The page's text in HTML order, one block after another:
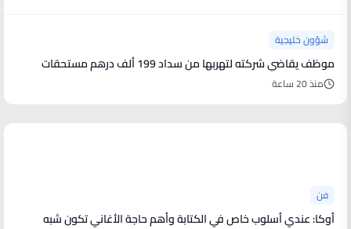
شؤون خليجية
موظف يقاضي شركته لتهربها من سداد 199 ألف درهم مستحقات
منذ 20 ساعة
فن
أوكا: عندي أسلوب خاص في الكتابة وأهم حاجة الأغاني تكون شبه